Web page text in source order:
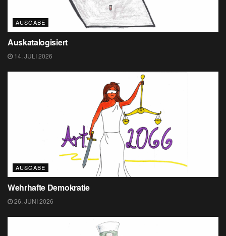
AUSGABE
Auskatalogisiert
14. JULI 2026
AUSGABE
Wehrhafte Demokratie
26. JUNI 2026